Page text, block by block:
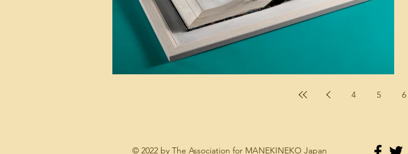
4 5 6
© 2022 by The Association for MANEKINEKO Japan